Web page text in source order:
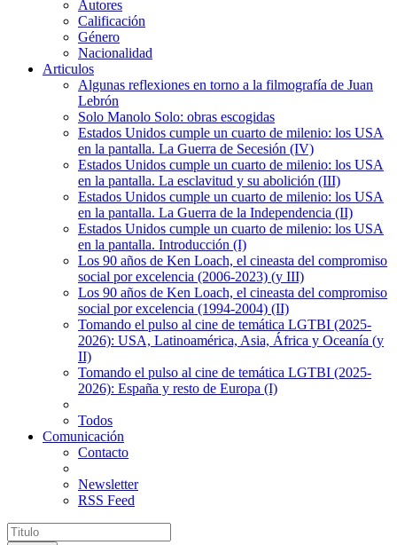
Autores
Calificación
Género
Nacionalidad
Articulos
Algunas reflexiones en torno a la filmografía de Juan
Lebrón
Solo Manolo Solo: obras escogidas
Estados Unidos cumple un cuarto de milenio: los USA
en la pantalla. La Guerra de Secesión (IV)
Estados Unidos cumple un cuarto de milenio: los USA
en la pantalla. La esclavitud y su abolición (III)
Estados Unidos cumple un cuarto de milenio: los USA
en la pantalla. La Guerra de la Independencia (II)
Estados Unidos cumple un cuarto de milenio: los USA
en la pantalla. Introducción (I)
Los 90 años de Ken Loach, el cineasta del compromiso
social por excelencia (2006-2023) (y III)
Los 90 años de Ken Loach, el cineasta del compromiso
social por excelencia (1994-2004) (II)
Tomando el pulso al cine de temática LGTBI (2025-
2026): USA, Latinoamérica, Asia, África y Oceanía (y
II)
Tomando el pulso al cine de temática LGTBI (2025-
2026): España y resto de Europa (I)
Todos
Comunicación
Contacto
Newsletter
RSS Feed